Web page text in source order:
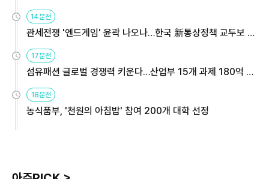
14분전
관세전쟁 '엔드게임' 윤곽 나오나…한국 新통상정책 교두보 활
17분전
섬유패션 글로벌 경쟁력 키운다…산업부 15개 과제 180억 지
18분전
농식품부, '천원의 아침밥' 참여 200개 대학 선정